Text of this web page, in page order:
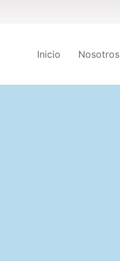
Inicio Nosotros